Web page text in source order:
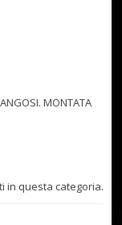
MONTATA
in questa categoria.